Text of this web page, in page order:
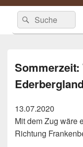
Suche
nach:
Suchen
13.07.2020
Mit dem Zug wäre
Richtung